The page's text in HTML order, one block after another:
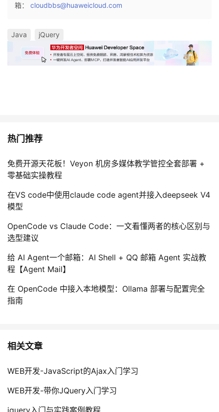
箱： cloudbbs@huaweicloud.com
Java jQuery
热门推荐
免费开源天花板！Veyon 机房多媒体教学管控全套部署 +
零基础实操教程
在VS code中使用claude code agent并接入deepseek V4
模型
OpenCode vs Claude Code：一文看懂两者的核心区别与
选型建议
给 AI Agent一个邮箱：AI Shell + QQ 邮箱 Agent 实战教
程【Agent Mail】
在 OpenCode 中接入本地模型：Ollama 部署与配置完全
指南
相关文章
WEB开发-JavaScript的Ajax入门学习
WEB开发-带你JQuery入门学习
jquery入门与实践案例教程